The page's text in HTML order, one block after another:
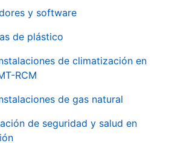
y software
de plástico
de climatización en
RCM
de gas natural
de seguridad y salud en